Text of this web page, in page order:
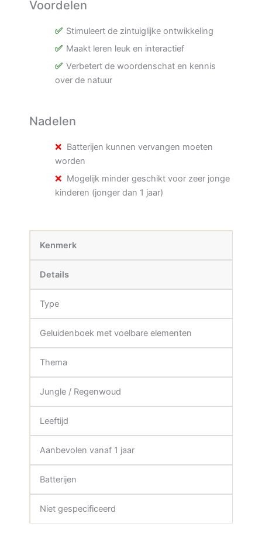
Voordelen
Stimuleert de zintuiglijke ontwikkeling
Maakt leren leuk en interactief
Verbetert de woordenschat en kennis
over de natuur
Nadelen
Batterijen kunnen vervangen moeten
worden
Mogelijk minder geschikt voor zeer jonge
kinderen (jonger dan 1 jaar)
Kenmerk
Details
Type
Geluidenboek met voelbare elementen
Thema
Jungle / Regenwoud
Leeftijd
Aanbevolen vanaf 1 jaar
Batterijen
Niet gespecificeerd